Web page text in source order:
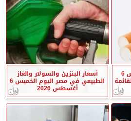
أسعار السجائر اليوم الخميس 6
القائمة
أسعار البنزين والسولار والغاز
الطبيعي في مصر اليوم الخميس 6
أغسطس 2026